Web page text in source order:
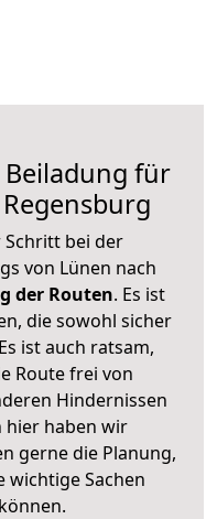
für
bei der
von Lünen nach
der Routen. Es ist
die sowohl sicher
ist auch ratsam,
Route frei von
Hindernissen
hier haben wir
gerne die Planung,
wichtige Sachen